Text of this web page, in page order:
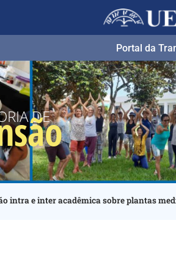
Portal da
DE
intra e inter acadêmica sobre plantas